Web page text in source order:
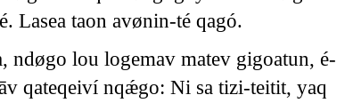
Lasea taon avønin-té qagó.
ndøgo lou logemav matev gigoatun, é-
qateqeiví nqǽgo: Ni sa tizi-teitit, yaq